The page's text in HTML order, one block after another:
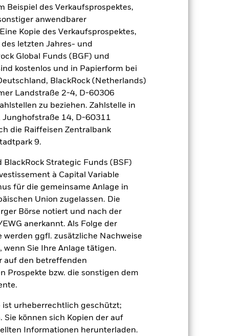
Beispiel des Verkaufsprospektes,
anwendbarer
Kopie des Verkaufsprospektes,
letzten Jahres- und
Global Funds (BGF) und
kostenlos und in Papierform bei
BlackRock (Netherlands)
Landstraße 2-4, D-60306
zu beziehen. Zahlstelle in
Junghofstraße 14, D-60311
die Raiffeisen Zentralbank
9.
BlackRock Strategic Funds (BSF)
à Capital Variable
für die gemeinsame Anlage in
Union zugelassen. Die
Börse notiert und nach der
anerkannt. Als Folge der
werden ggfl. zusätzliche Nachweise
Sie Ihre Anlage tätigen.
auf den betreffenden
Prospekte bzw. die sonstigen dem
ist urheberrechtlich geschützt;
können sich Kopien der auf
Informationen herunterladen.
Kalenderjahr vorliegen.
der Vergangenheit ist kein
sofern vorhanden. Aufgrund
als derjenigen investieren, in der
Weitere
von Vermögenswerten, ausfallende
Wert von Aktien und
Der Wert von festverzinslichen
Herabstufungen der
u. U. anfälliger für solche